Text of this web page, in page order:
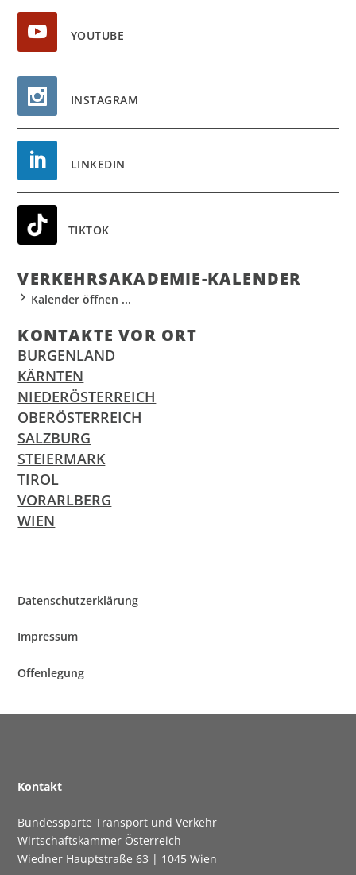
YOUTUBE
INSTAGRAM
LINKEDIN
TIKTOK
VER­KEHR­S­AKA­DE­MIE-KALEN­DER
Kalender öffnen ...
KON­TAK­TE VOR ORT
BURGENLAND
KÄRNTEN
NIEDERÖSTERREICH
OBERÖSTERREICH
SALZBURG
STEIERMARK
TIROL
VORARLBERG
WIEN
Daten­schutz­er­klä­rung
Impres­sum
Offen­le­gung
Kon­takt
Bun­des­spar­te Trans­port und Verkehr
Wirt­schafts­kam­mer Österreich
Wied­ner Haupt­stra­ße 63 | 1045 Wien